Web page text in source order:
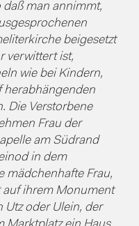
daß man annimmt,
beigesetzt
verwittert ist,
wie bei Kindern,
herabhängenden
Die Verstorbene
Frau der
am Südrand
in dem
mädchenhafte Frau,
auf ihrem Monument
Utz oder Ulein, der